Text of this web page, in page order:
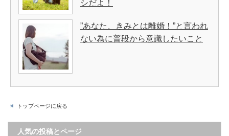
シだよ！
”あなた、きみとは離婚！”と言われ
ない為に普段から意識したいこと
トップページに戻る
人気の投稿とページ